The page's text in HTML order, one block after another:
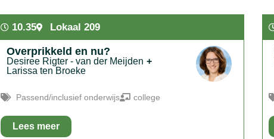
klas, de basis voor leren én groeien.
10.35 Lokaal 209
Overprikkeld en nu?
Desiree Rigter - van der Meijden +
Larissa ten Broeke
Passend/inclusief onderwijs college
Lees meer